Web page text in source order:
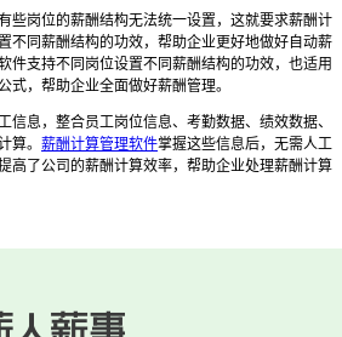
些岗位的薪酬结构无法统一设置，这就要求薪酬计
不同薪酬结构的功效，帮助企业更好地做好自动薪
件支持不同岗位设置不同薪酬结构的功效，也适用
式，帮助企业全面做好薪酬管理。
信息，整合员工岗位信息、考勤数据、绩效数据、
算。 薪酬计算管理软件掌握这些信息后，无需人工
高了公司的薪酬计算效率，帮助企业处理薪酬计算